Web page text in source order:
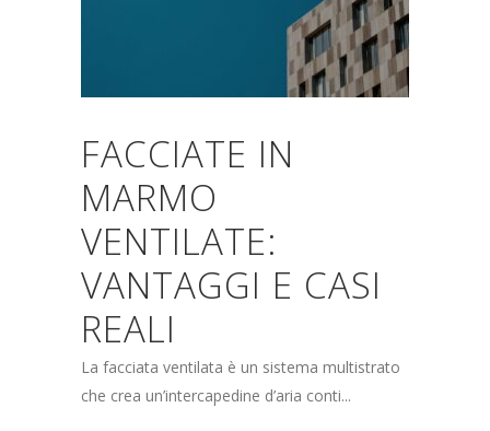
FACCIATE IN
MARMO
VENTILATE:
VANTAGGI E CASI
REALI
La facciata ventilata è un sistema multistrato
che crea un’intercapedine d’aria conti...